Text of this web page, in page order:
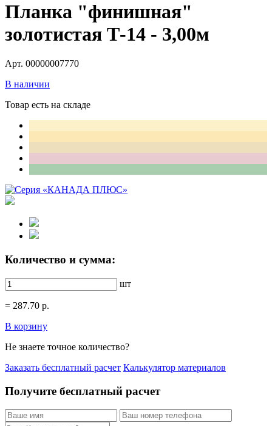
Планка "финишная"
золотистая Т-14 - 3,00м
Арт. 00000007770
В наличии
Товар есть на складе
Количество и сумма:
шт
= 287.70 р.
В корзину
Не знаете точное количество?
Заказать бесплатный расчет Калькулятор материалов
Получите бесплатный расчет